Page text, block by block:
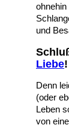
und
Liebe!
Denn
(oder
Leben
von